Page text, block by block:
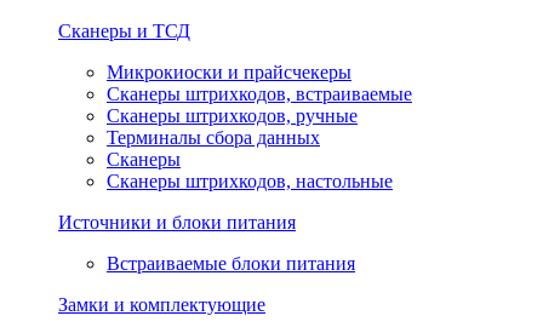
Сканеры и ТСД
Микрокиоски и прайсчекеры
Сканеры штрихкодов, встраиваемые
Сканеры штрихкодов, ручные
Терминалы сбора данных
Сканеры
Сканеры штрихкодов, настольные
Источники и блоки питания
Встраиваемые блоки питания
Замки и комплектующие